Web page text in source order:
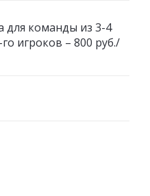
для команды из 3-4
игроков – 800 руб./